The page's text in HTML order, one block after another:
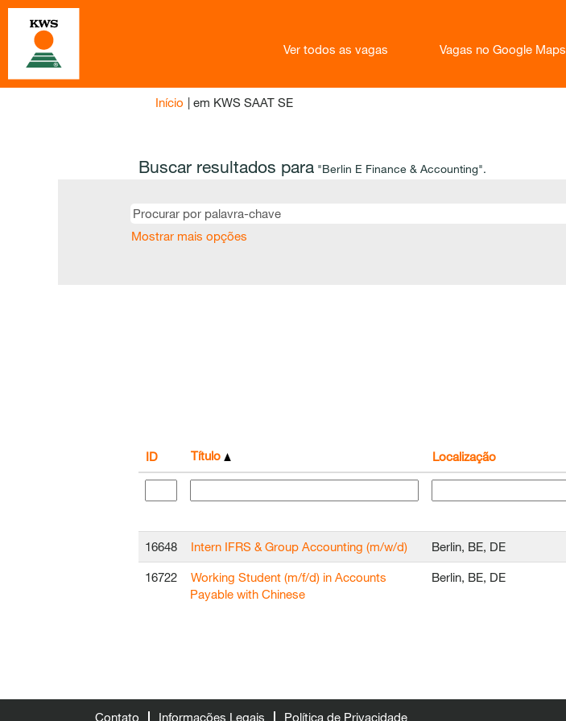
Ver todos as vagas Vagas no Google Maps
Início | em KWS SAAT SE(página
Buscar resultados para "Berlin E Finance & Accounting".
Mostrar mais opções
ID Título Localização
16648 Intern IFRS & Group Accounting (m/w/d) Berlin, BE, DE
16722
Working Student (m/f/d) in Accounts
Payable with Chinese
Berlin, BE, DE
Contato Informações Legais Política de Privacidade